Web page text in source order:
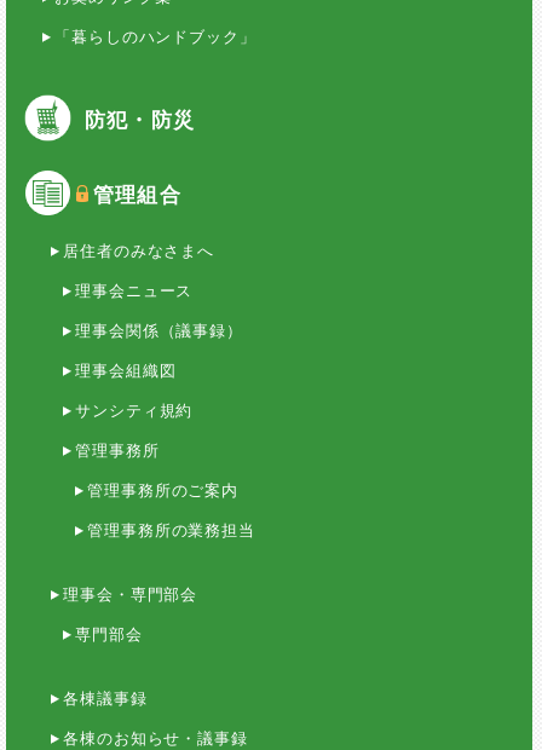
「暮らしのハンドブック」
防犯・防災
管理組合
居住者のみなさまへ
理事会ニュース
理事会関係（議事録）
理事会組織図
サンシティ規約
管理事務所
管理事務所のご案内
管理事務所の業務担当
理事会・専門部会
専門部会
各棟議事録
各棟のお知らせ・議事録